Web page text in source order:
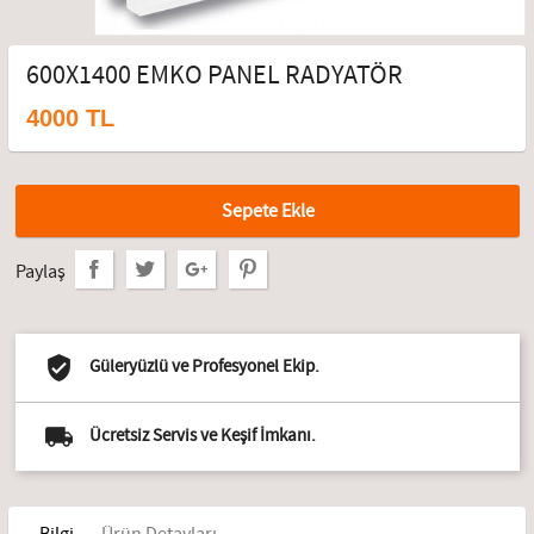
600X1400 EMKO PANEL RADYATÖR
4000 TL
Sepete Ekle
Paylaş
Güleryüzlü ve Profesyonel Ekip.
Ücretsiz Servis ve Keşif İmkanı.